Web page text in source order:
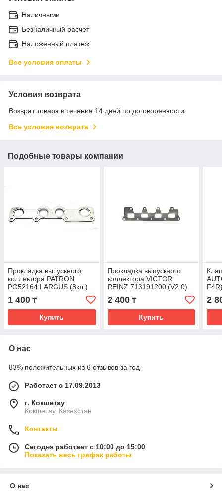
Наличными
Безналичный расчет
Наложенный платеж
Все условия оплаты
Условия возврата
Возврат товара в течение 14 дней по договоренности
Все условия возврата
Подобные товары компании
Прокладка выпускного
коллектора PATRON
PG52164 LARGUS (8кл.)
1 400 ₸
Купить
Прокладка выпускного
коллектора VICTOR
REINZ 713191200 (V2.0)
2 400₸
Купить
2
О нас
83% положительных из 6 отзывов за год
Работает с 17.09.2013
г. Кокшетау
Кокшетау, Казахстан
Контакты
Сегодня работает с 10:00 до 15:00
Показать весь график работы
О нас